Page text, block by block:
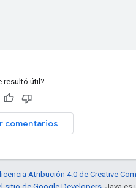
resultó útil?
comentarios
licencia Atribución 4.0 de Creative